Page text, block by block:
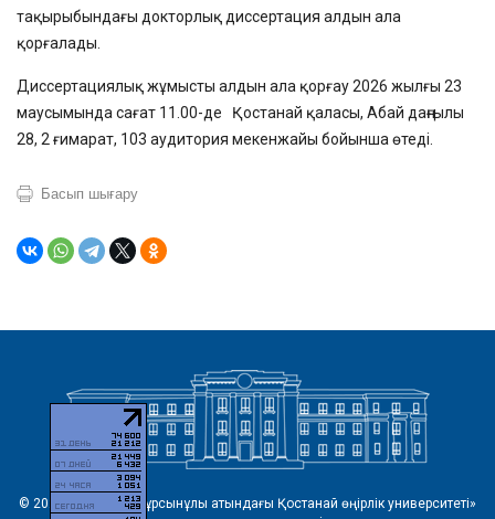
тақырыбындағы докторлық диссертация алдын ала
қорғалады.
Диссертациялық жұмысты алдын ала қорғау 2026 жылғы 23
маусымында сағат 11.00-де
Қостанай қаласы, Абай даңғылы
28, 2 ғимарат, 103 аудитория мекенжайы бойынша өтеді.
Басып шығару
© 2026 «Ахмет Байтұрсынұлы атындағы Қостанай өңірлік университеті»